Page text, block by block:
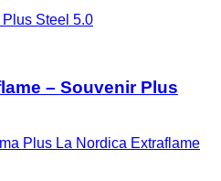
– Souvenir Plus